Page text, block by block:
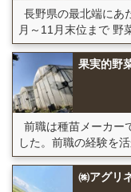
長野県の最北端にあ
月～11月末位まで 野
果実的野
前職は種苗メーカー
した。前職の経験を
㈱アグリ